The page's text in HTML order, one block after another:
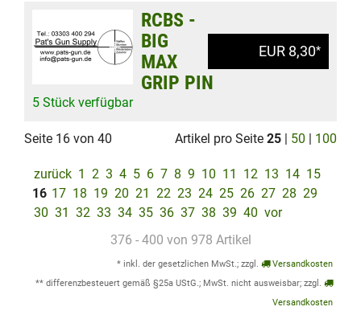
EUR 8,30*
RCBS -
BIG
MAX
GRIP PIN
5 Stück verfügbar
Artikel pro Seite 25 | 50 | 100
Seite 16 von 40
zurück 1 2 3 4 5 6 7 8 9 10 11 12 13 14 15
16 17 18 19 20 21 22 23 24 25 26 27 28 29
30 31 32 33 34 35 36 37 38 39 40 vor
376 - 400 von 978 Artikel
* inkl. der gesetzlichen MwSt.; zzgl.
Versandkosten
** differenzbesteuert gemäß §25a UStG.; MwSt. nicht ausweisbar; zzgl.
Versandkosten